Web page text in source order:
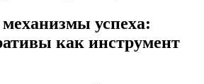
успеха:
как инструмент